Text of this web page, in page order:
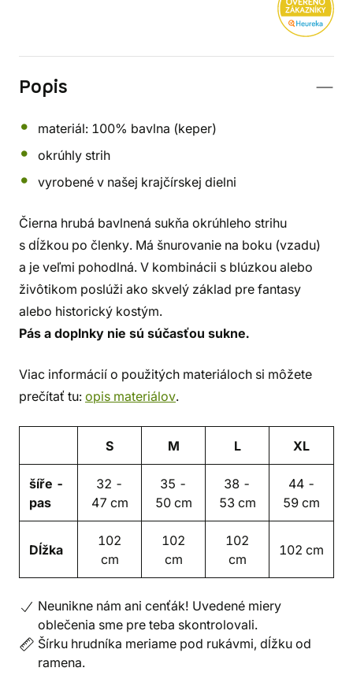
Popis
materiál: 100% bavlna (keper)
okrúhly strih
vyrobené v našej krajčírskej dielni
Čierna hrubá bavlnená sukňa okrúhleho strihu
s dĺžkou po členky. Má šnurovanie na boku (vzadu)
a je veľmi pohodlná. V kombinácii s blúzkou alebo
živôtikom poslúži ako skvelý základ pre fantasy
alebo historický kostým.
Pás a doplnky nie sú súčasťou sukne.
Viac informácií o použitých materiáloch si môžete
prečítať tu: opis materiálov.
S M L XL
šíře -
pas
32 -
47 cm
35 -
50 cm
38 -
53 cm
44 -
59 cm
Dĺžka
102
cm
102
cm
102
cm
102 cm
Neunikne nám ani cenťák! Uvedené miery
oblečenia sme pre teba skontrolovali.
Šírku hrudníka meriame pod rukávmi, dĺžku od
ramena.